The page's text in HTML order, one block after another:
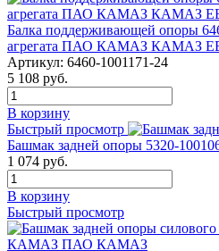
Балка поддерживающей опоры
агрегата ПАО КАМАЗ КАМАЗ
Артикул: 6460-1001171-24
5 108 руб.
В корзину
Быстрый просмотр
Башмак задней опоры 5320-
1 074 руб.
В корзину
Быстрый просмотр